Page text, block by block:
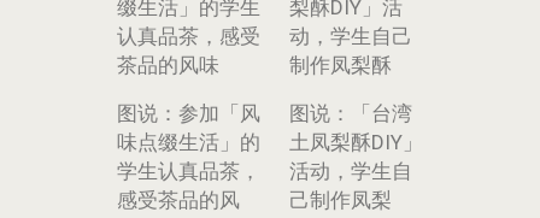
图说：参加「风
味点缀生活」的
学生认真品茶，
感受茶品的风
图说：「台湾
土凤梨酥DIY」
活动，学生自
己制作凤梨